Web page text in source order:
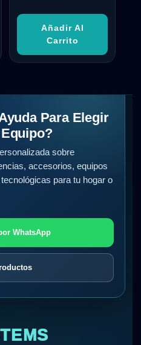
Añadir Al
Carrito
Para Elegir
sobre
accesorios, equipos
para tu hogar o
WhatsApp